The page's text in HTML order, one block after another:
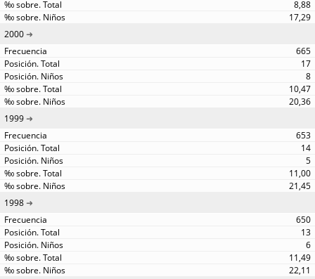
8,88
17,29
2000
665
17
8
10,47
20,36
1999
653
14
5
11,00
21,45
1998
650
13
6
11,49
22,11